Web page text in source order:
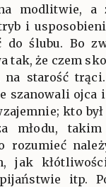
modlitwie, a
i
do ślubu. Bo
tak, że czem
na starość
szanowali ojca
kto
młodu,
rozumieć
jak
itp.